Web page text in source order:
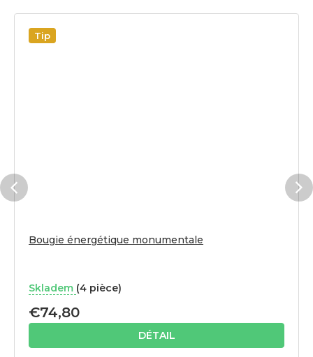
Tip
Bougie énergétique monumentale
Skladem (4 pièce)
€74,80
DÉTAIL